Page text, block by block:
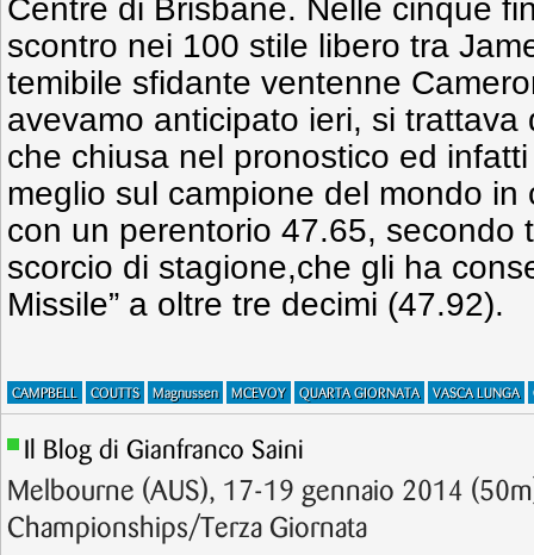
Centre di Brisbane. Nelle cinque
scontro nei 100 stile libero tra
temibile sfidante ventenne
avevamo anticipato ieri, si trattava
che chiusa nel pronostico ed
meglio sul campione del mondo in
con un perentorio 47.65, secondo
scorcio di stagione,che gli ha
Missile” a oltre tre decimi (47.92).
CAMPBELL COUTTS Magnussen MCEVOY QUARTA GIORNATA VASCA LUNGA
Il Blog di Gianfranco Saini
Melbourne (AUS), 17-19 gennaio 2014
Championships/Terza Giornata